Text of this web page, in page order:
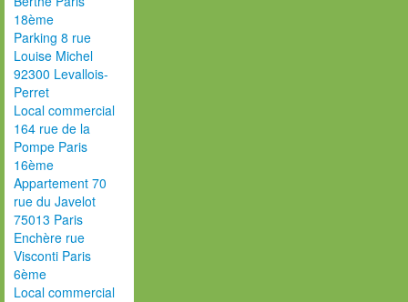
18ème
Parking 8 rue
Louise Michel
92300 Levallois-
Perret
Local commercial
164 rue de la
Pompe Paris
16ème
Appartement 70
rue du Javelot
75013 Paris
Enchère rue
Visconti Paris
6ème
Local commercial